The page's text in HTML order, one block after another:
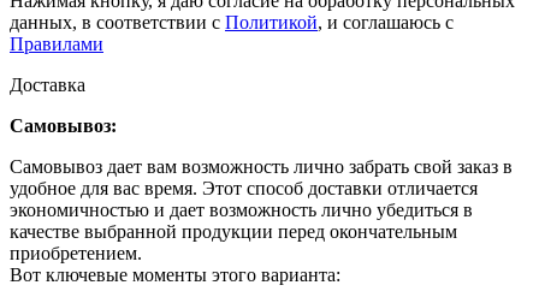
данных, в соответствии с Политикой, и соглашаюсь с
Правилами
Доставка
Самовывоз:
Самовывоз дает вам возможность лично забрать свой заказ в
удобное для вас время. Этот способ доставки отличается
экономичностью и дает возможность лично убедиться в
качестве выбранной продукции перед окончательным
приобретением.
Вот ключевые моменты этого варианта: